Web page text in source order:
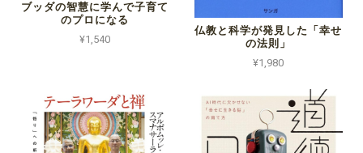
ブッダの智慧に学んで子育て
のプロになる
¥1,540
仏教と科学が発見した「幸せ
の法則」
¥1,980